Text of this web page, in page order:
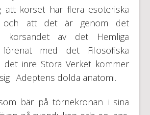
att korset har flera esoteriska
och att det är genom det
korsandet av det Hemliga
förenat med det Filosofiska
det inre Stora Verket kommer
i Adeptens dolda anatomi.
bär på törnekronan i sina